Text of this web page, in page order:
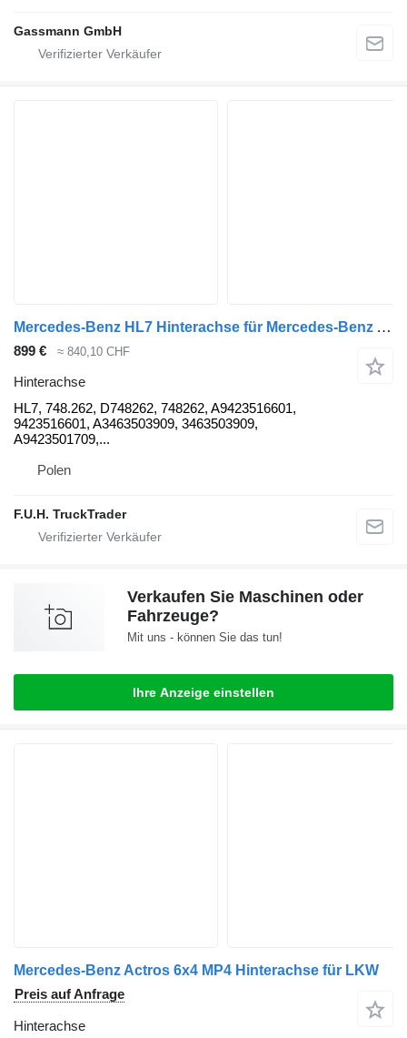
Gassmann GmbH
Mercedes-Benz HL7 Hinterachse für Mercedes-Benz Actros Arocs Antos Econic Axor Atego 4x2 4x4 6x4 8x4 8x8 8x6 6x6 HL7 HL 7 LKW
899 € ≈ 840,10 CHF
Hinterachse
HL7, 748.262, D748262, 748262, A9423516601,
9423516601, A3463503909, 3463503909,
A9423501709,...
Polen
F.U.H. TruckTrader
Verkaufen Sie Maschinen oder
Fahrzeuge?
Mit uns - können Sie das tun!
Ihre Anzeige einstellen
Mercedes-Benz Actros 6x4 MP4 Hinterachse für LKW
Preis auf Anfrage
Hinterachse